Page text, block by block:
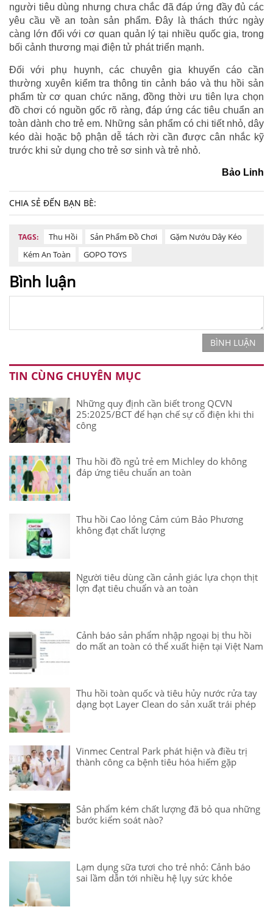
người tiêu dùng nhưng chưa chắc đã đáp ứng đầy đủ các
yêu cầu về an toàn sản phẩm. Đây là thách thức ngày
càng lớn đối với cơ quan quản lý tại nhiều quốc gia, trong
bối cảnh thương mại điện tử phát triển mạnh.
Đối với phụ huynh, các chuyên gia khuyến cáo cần
thường xuyên kiểm tra thông tin cảnh báo và thu hồi sản
phẩm từ cơ quan chức năng, đồng thời ưu tiên lựa chọn
đồ chơi có nguồn gốc rõ ràng, đáp ứng các tiêu chuẩn an
toàn dành cho trẻ em. Những sản phẩm có chi tiết nhỏ, dây
kéo dài hoặc bộ phận dễ tách rời cần được cân nhắc kỹ
trước khi sử dụng cho trẻ sơ sinh và trẻ nhỏ.
Bảo Linh
CHIA SẺ ĐẾN BẠN BÈ:
TAGS: Thu Hồi Sản Phẩm Đồ Chơi
Gặm Nướu Dây Kéo
Kém An Toàn
GOPO TOYS
Bình luận
BÌNH LUẬN
TIN CÙNG CHUYÊN MỤC
Những quy định cần biết trong QCVN
25:2025/BCT để hạn chế sự cố điện khi thi
công
Thu hồi đồ ngủ trẻ em Michley do không
đáp ứng tiêu chuẩn an toàn
Thu hồi Cao lỏng Cảm cúm Bảo Phương
không đạt chất lượng
Người tiêu dùng cần cảnh giác lựa chọn thịt
lợn đạt tiêu chuẩn và an toàn
Cảnh báo sản phẩm nhập ngoại bị thu hồi
do mất an toàn có thể xuất hiện tại Việt Nam
Thu hồi toàn quốc và tiêu hủy nước rửa tay
dạng bọt Layer Clean do sản xuất trái phép
Vinmec Central Park phát hiện và điều trị
thành công ca bệnh tiêu hóa hiếm gặp
Sản phẩm kém chất lượng đã bỏ qua những
bước kiểm soát nào?
Lạm dụng sữa tươi cho trẻ nhỏ: Cảnh báo
sai lầm dẫn tới nhiều hệ lụy sức khỏe